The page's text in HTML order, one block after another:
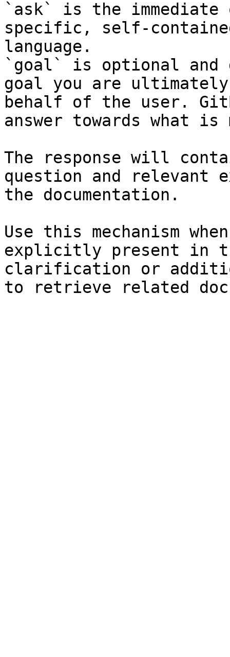
`ask` is the
specific, self-
language.
`goal` is optional and
goal you are
behalf of the user.
answer towards what
The response will
question and relevant
the documentation.
Use this mechanism
explicitly present in
clarification or